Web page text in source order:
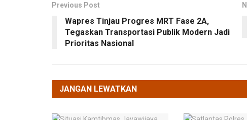
Previous Post
Wapres Tinjau Progres MRT Fase 2A,
Tegaskan Transportasi Publik Modern Jadi
Prioritas Nasional
JANGAN LEWATKAN